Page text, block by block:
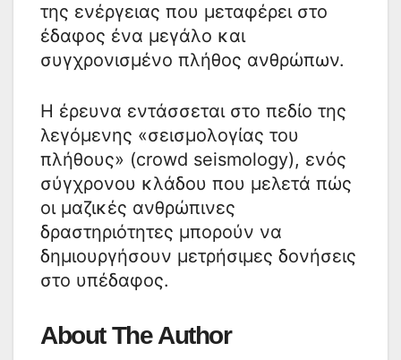
της ενέργειας που μεταφέρει στο
έδαφος ένα μεγάλο και
συγχρονισμένο πλήθος ανθρώπων.
Η έρευνα εντάσσεται στο πεδίο της
λεγόμενης «σεισμολογίας του
πλήθους» (crowd seismology), ενός
σύγχρονου κλάδου που μελετά πώς
οι μαζικές ανθρώπινες
δραστηριότητες μπορούν να
δημιουργήσουν μετρήσιμες δονήσεις
στο υπέδαφος.
About The Author